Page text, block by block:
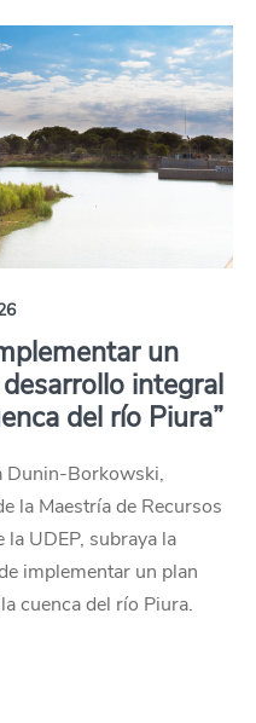
un
integral
del río Piura”
Dunin-Borkowski,
la Maestría de Recursos
la UDEP, subraya la
implementar un plan
cuenca del río Piura.